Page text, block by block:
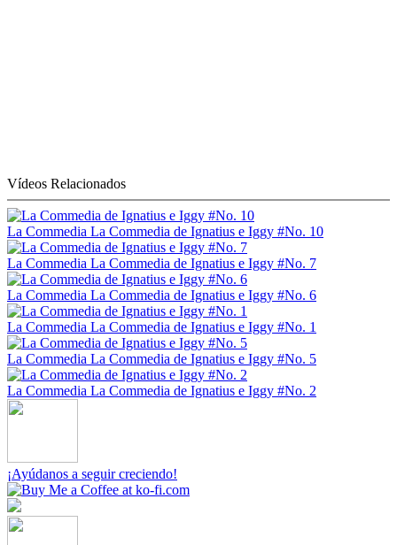
Vídeos Relacionados
La Commedia La Commedia de Ignatius e Iggy #No. 10
La Commedia La Commedia de Ignatius e Iggy #No. 7
La Commedia La Commedia de Ignatius e Iggy #No. 6
La Commedia La Commedia de Ignatius e Iggy #No. 1
La Commedia La Commedia de Ignatius e Iggy #No. 5
La Commedia La Commedia de Ignatius e Iggy #No. 2
¡Ayúdanos a seguir creciendo!